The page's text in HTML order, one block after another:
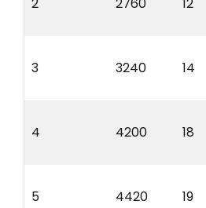
3 3240 14
4 4200 18
5 4420 19